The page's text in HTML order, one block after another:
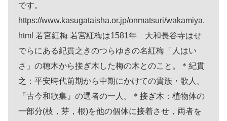
です。
https://www.kasugataisha.or.jp/onmatsuri/wakamiya.
html 若宮紅梅 若宮紅梅は1581年 大和長谷寺はせ
でらにある紀貫之きのつらゆきの名紅梅「人はい
さ」の穂木から接ぎ木した梅の木とのこと。＊紀貫
之：平安時代前期から中期にかけての貴族・歌人。
『古今和歌集』の選者の一人。＊接ぎ木：植物体の
一部分(枝，芽，根)を他の個体に接着させ，両者を